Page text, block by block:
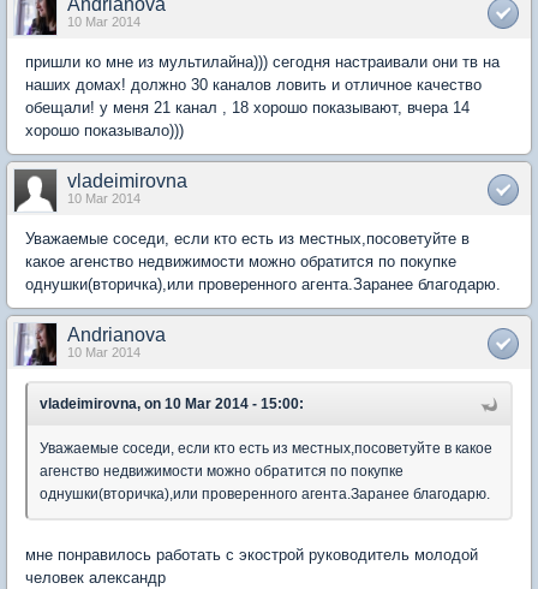
Andrianova
10 Mar 2014
пришли ко мне из мультилайна))) сегодня настраивали они тв на
наших домах! должно 30 каналов ловить и отличное качество
обещали! у меня 21 канал , 18 хорошо показывают, вчера 14
хорошо показывало)))
vladeimirovna
10 Mar 2014
Уважаемые соседи, если кто есть из местных,посоветуйте в
какое агенство недвижимости можно обратится по покупке
однушки(вторичка),или проверенного агента.Заранее благодарю.
Andrianova
10 Mar 2014
vladeimirovna, on 10 Mar 2014 - 15:00:
Уважаемые соседи, если кто есть из местных,посоветуйте в какое
агенство недвижимости можно обратится по покупке
однушки(вторичка),или проверенного агента.Заранее благодарю.
мне понравилось работать с экострой руководитель молодой
человек александр